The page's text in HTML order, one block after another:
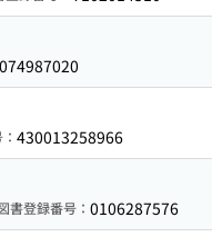
430013258966
書登録番号： 0106287576